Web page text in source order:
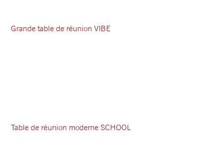
Grande table de réunion VIBE
Table de réunion moderne SCHOOL